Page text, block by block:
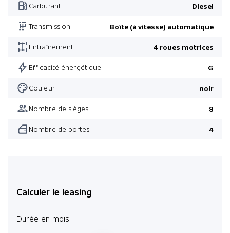
3 Connexions USB 2ème rangée de sièges
Volant chauffant
Fonction Régénération manuelle du filtre à particules
Chauffage auxiliaire avec télécommande
Pack Technologie 5
Carburant Diesel
Transmission Boîte (à vitesse) automatique
Entraînement 4 roues motrices
Efficacité énergétique G
Couleur noir
Nombre de sièges 8
Nombre de portes 4
Calculer le leasing
Durée en mois